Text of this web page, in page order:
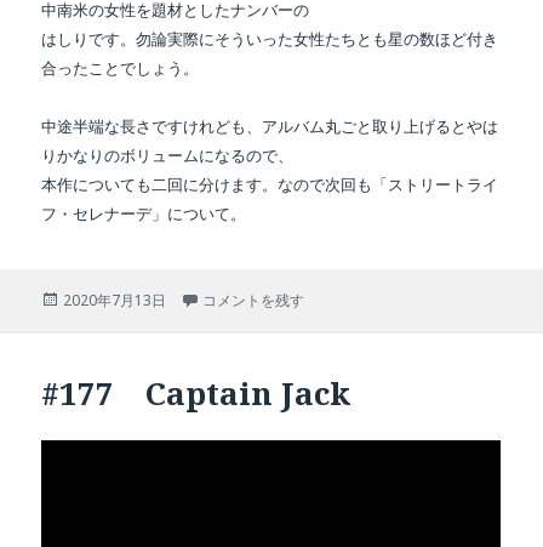
中南米の女性を題材としたナンバーの
はしりです。勿論実際にそういった女性たちとも星の数ほど付き
合ったことでしょう。
中途半端な長さですけれども、アルバム丸ごと取り上げるとやは
りかなりのボリュームになるので、
本作についても二回に分けます。なので次回も「ストリートライ
フ・セレナーデ」について。
投
2020年7月13日 #178 Streetlife Serenade に
コメントを残す
#177 Captain Jack